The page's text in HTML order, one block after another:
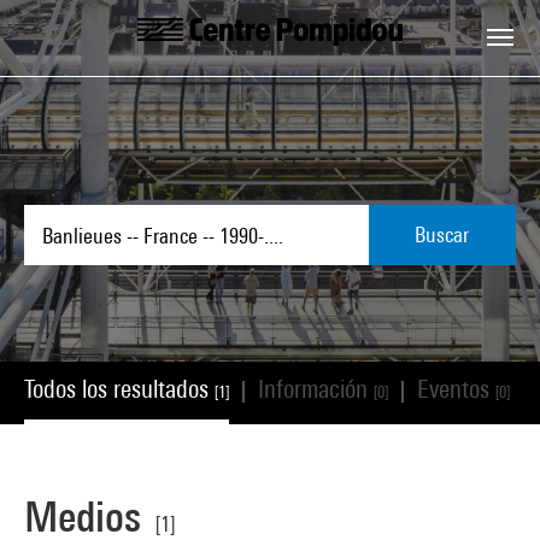
Skip to main content
Centre Pompidou
Buscar
Todos los resultados [1] Información [0] Eventos [0]
Medios [1]